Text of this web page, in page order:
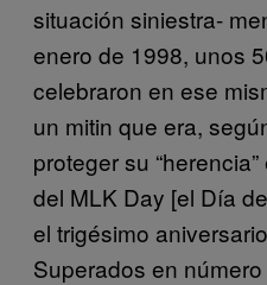
situación siniestra-
enero de 1998, unos
celebraron en ese
un mitin que era,
proteger su
del MLK Day [el Día
el trigésimo
Superados en